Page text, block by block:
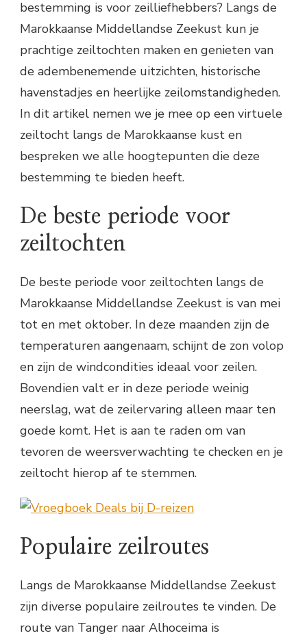
bestemming is voor zeilliefhebbers? Langs de
Marokkaanse Middellandse Zeekust kun je
prachtige zeiltochten maken en genieten van
de adembenemende uitzichten, historische
havenstadjes en heerlijke zeilomstandigheden.
In dit artikel nemen we je mee op een virtuele
zeiltocht langs de Marokkaanse kust en
bespreken we alle hoogtepunten die deze
bestemming te bieden heeft.
De beste periode voor
zeiltochten
De beste periode voor zeiltochten langs de
Marokkaanse Middellandse Zeekust is van mei
tot en met oktober. In deze maanden zijn de
temperaturen aangenaam, schijnt de zon volop
en zijn de windcondities ideaal voor zeilen.
Bovendien valt er in deze periode weinig
neerslag, wat de zeilervaring alleen maar ten
goede komt. Het is aan te raden om van
tevoren de weersverwachting te checken en je
zeiltocht hierop af te stemmen.
Populaire zeilroutes
Langs de Marokkaanse Middellandse Zeekust
zijn diverse populaire zeilroutes te vinden. De
route van Tanger naar Alhoceima is